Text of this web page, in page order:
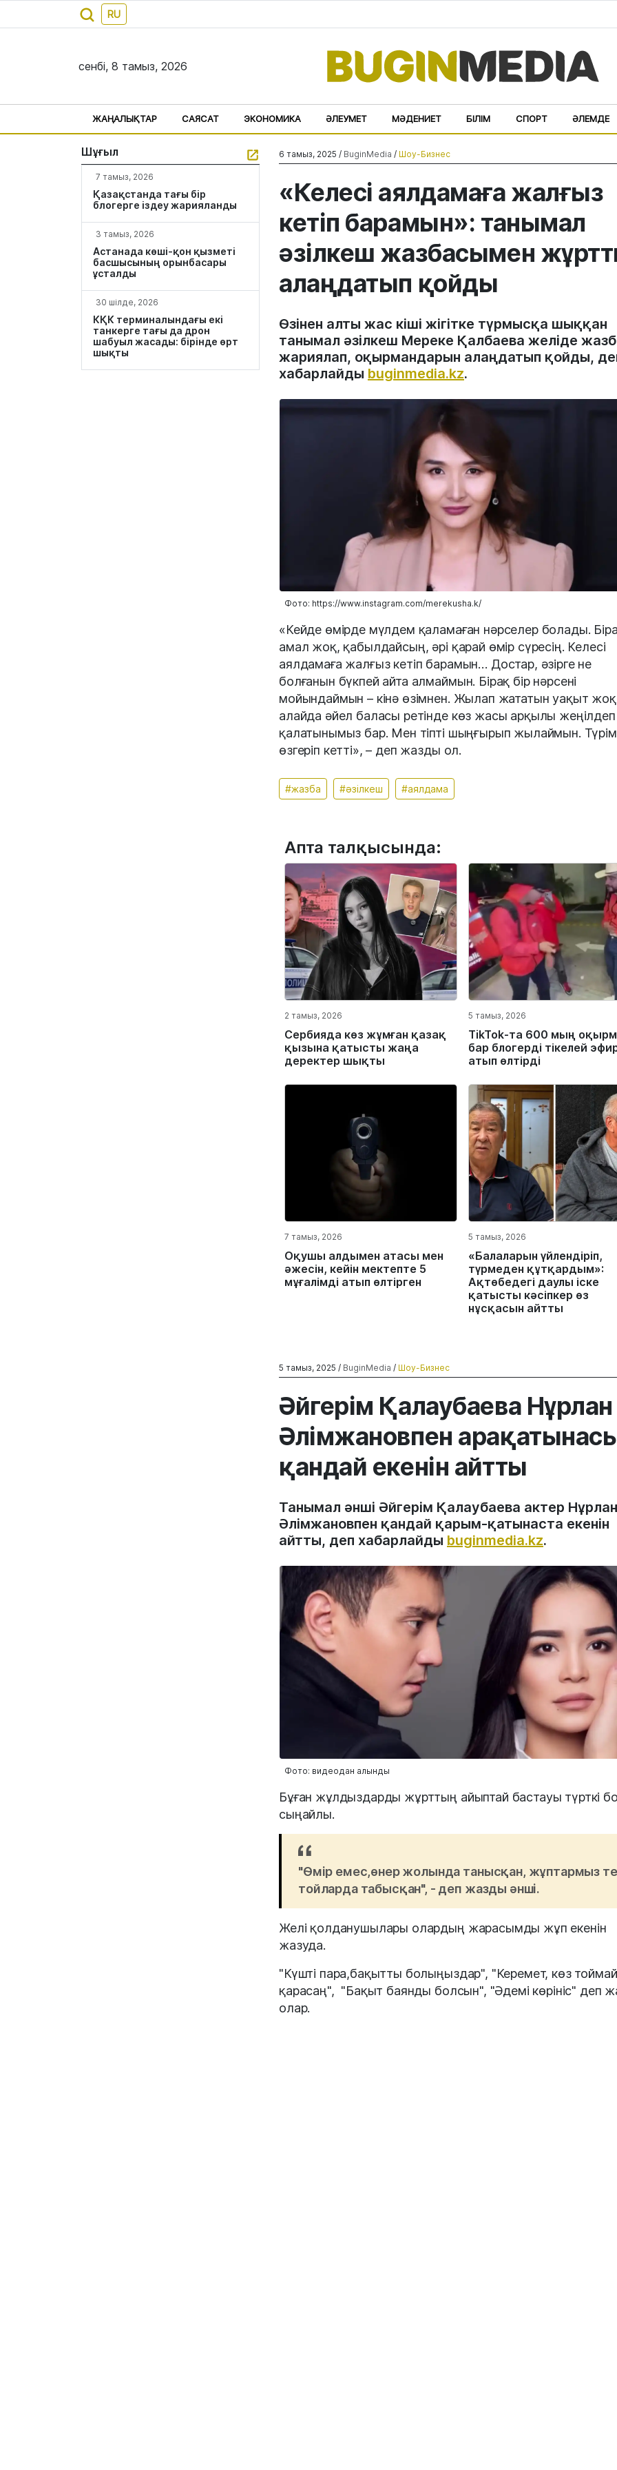
RU
сенбі, 8 тамыз, 2026
ЖАҢАЛЫҚТАР САЯСАТ ЭКОНОМИКА ӘЛЕУМЕТ МӘДЕНИЕТ БІЛІМ СПОРТ ӘЛЕМДЕ
Шұғыл
7 тамыз, 2026
Қазақстанда тағы бір
блогерге іздеу жарияланды
3 тамыз, 2026
Астанада көші-қон қызметі
басшысының орынбасары
ұсталды
30 шілде, 2026
КҚК терминалындағы екі
танкерге тағы да дрон
шабуыл жасады: бірінде өрт
шықты
6 тамыз, 2025 / BuginMedia / Шоу-Бизнес
«Келесі аялдамаға жалғыз
кетіп барамын»: танымал
әзілкеш жазбасымен
алаңдатып қойды
Өзінен алты жас кіші жігітке түрмысқа шыққан
танымал әзілкеш Мереке Қалбаева желіде
жариялап, оқырмандарын алаңдатып қойды,
хабарлайды buginmedia.kz.
Фото: https://www.instagram.com/merekusha.k/
«Кейде өмірде мүлдем қаламаған нәрселер болады.
амал жоқ, қабылдайсың, әрі қарай өмір сүресің. Келесі
аялдамаға жалғыз кетіп барамын… Достар, әзірге не
болғанын бүкпей айта алмаймын. Бірақ бір нәрсені
мойындаймын – кінә өзімнен. Жылап жататын уақыт
алайда әйел баласы ретінде көз жасы арқылы жеңілдеп
қалатынымыз бар. Мен тіпті шыңғырып жылаймын. Түрім
өзгеріп кетті», – деп жазды ол.
#жазба #әзілкеш #аялдама
Апта талқысында:
2 тамыз, 2026
Сербияда көз жұмған қазақ
қызына қатысты жаңа
деректер шықты
5 тамыз, 2026
TikTok-та 600 мың
бар блогерді тікелей
атып өлтірді
7 тамыз, 2026
Оқушы алдымен атасы мен
әжесін, кейін мектепте 5
мұғалімді атып өлтірген
5 тамыз, 2026
«Балаларын үйлендіріп,
түрмеден құтқардым»:
Ақтөбедегі даулы іске
қатысты кәсіпкер өз
нұсқасын айтты
5 тамыз, 2025 / BuginMedia / Шоу-Бизнес
Әйгерім Қалаубаева Нұрлан
Әлімжановпен
қандай екенін айтты
Танымал әнші Әйгерім Қалаубаева актер Нұрлан
Әлімжановпен қандай қарым-қатынаста екенін
айтты, деп хабарлайды buginmedia.kz.
Фото: видеодан алынды
Бұған жұлдыздарды жұрттың айыптай бастауы түрткі
сыңайлы.
"Өмір емес,өнер жолында танысқан, жұптармыз
тойларда табысқан", - деп жазды әнші.
Желі қолданушылары олардың жарасымды жұп екенін
жазуда.
"Күшті пара,бақытты болыңыздар", "Керемет, көз
қарасаң", "Бақыт баянды болсын", "Әдемі көрініс" деп
олар.